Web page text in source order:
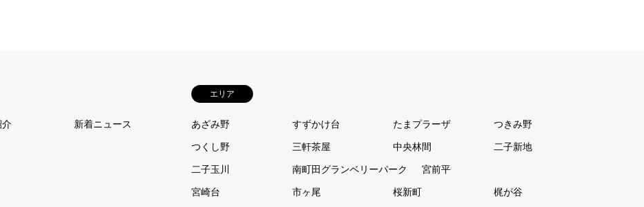
介 新着ニュース
エリア
あざみ野 すずかけ台 たまプラーザ つきみ野
つくし野 三軒茶屋 中央林間 二子新地
二子玉川 南町田グランベリーパーク 宮前平
宮崎台 市ヶ尾 桜新町 梶が谷